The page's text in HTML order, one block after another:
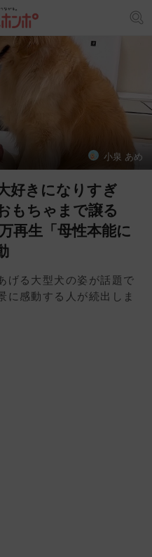
小泉 あめ
好きになりすぎ
もちゃまで譲る
再生「母性本能に
げる大型犬の姿が話題で
に感動する人が続出しま